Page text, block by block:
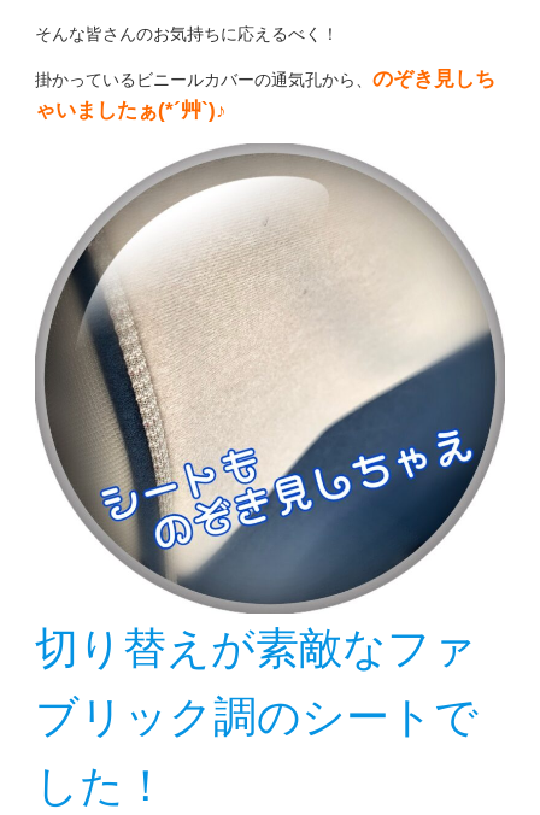
そんな皆さんのお気持ちに応えるべく！
掛かっているビニールカバーの通気孔から、 のぞき見しち
ゃいましたぁ(*´艸`)♪
切り替えが素敵なファ
ブリック調のシートで
した！